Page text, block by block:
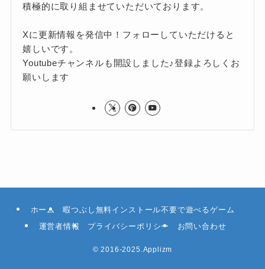
積極的に取り組ませていただいております。
Xに更新情報を発信中！フォローしていただけると
嬉しいです。
Youtubeチャンネルも開設しました♪登録よろしくお
願いします
ホーム
暇つぶし無料インストール不要で遊べるゲーム
運営者情報
プライバシーポリシー お問い合わせ
© 2016-2025.Applizm